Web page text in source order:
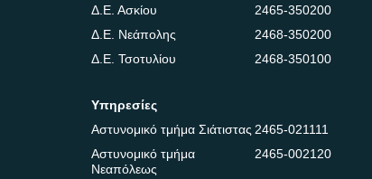
Δ.Ε. Ασκίου
2465-350200
Δ.Ε. Νεάπολης
2468-350200
Δ.Ε. Τσοτυλίου
2468-350100
Υπηρεσίες
Αστυνομικό τμήμα Σιάτιστας2465-021111
Αστυνομικό τμήμα
Νεαπόλεως
2465-002120